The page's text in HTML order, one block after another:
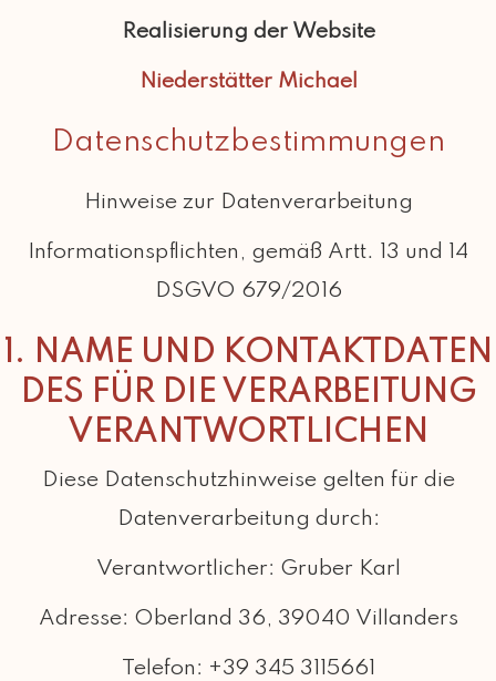
Realisierung der Website
Niederstätter Michael
Datenschutzbestimmungen
Hinweise zur Datenverarbeitung
Informationspflichten, gemäß Artt. 13 und 14
DSGVO 679/2016
1. NAME UND KONTAKTDATEN
DES FÜR DIE VERARBEITUNG
VERANTWORTLICHEN
Diese Datenschutzhinweise gelten für die
Datenverarbeitung durch:
Verantwortlicher: Gruber Karl
Adresse: Oberland 36, 39040 Villanders
Telefon: +39 345 3115661